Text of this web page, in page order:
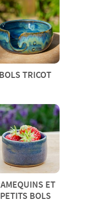
BOLS TRICOT
ET
PETITS BOLS